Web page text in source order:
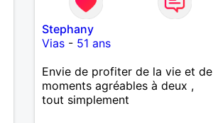
Stephany
Vias - 51 ans
Envie de profiter de la vie et de
moments agréables à deux ,
tout simplement